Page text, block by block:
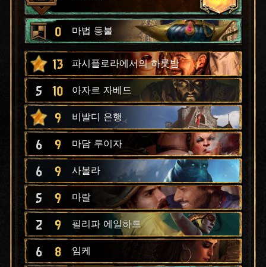
0 마법 등불
13 파시플로라에서의 하룻밤
5 10 아자르 자베드
9 비발디 은행
6 9 마담 루이자
6 9 사볼라
5 9 마랄
2 9 필리파 에일하트
6 8 임케